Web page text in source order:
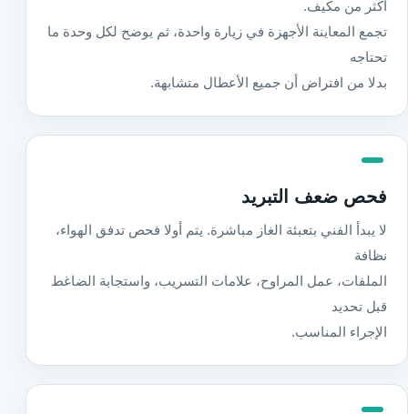
أكثر من مكيف.
تجمع المعاينة الأجهزة في زيارة واحدة، ثم يوضح لكل وحدة ما
تحتاجه
بدلا من افتراض أن جميع الأعطال متشابهة.
فحص ضعف التبريد
لا يبدأ الفني بتعبئة الغاز مباشرة. يتم أولا فحص تدفق الهواء،
نظافة
الملفات، عمل المراوح، علامات التسريب، واستجابة الضاغط
قبل تحديد
الإجراء المناسب.